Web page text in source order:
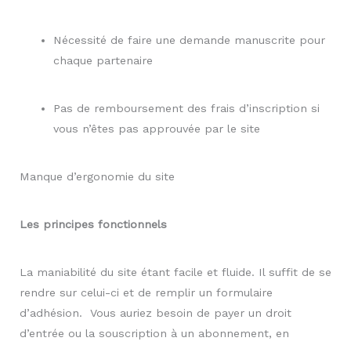
Nécessité de faire une demande manuscrite pour
chaque partenaire
Pas de remboursement des frais d’inscription si
vous n’êtes pas approuvée par le site
Manque d’ergonomie du site
Les principes fonctionnels
La maniabilité du site étant facile et fluide. Il suffit de se
rendre sur celui-ci et de remplir un formulaire
d’adhésion. Vous auriez besoin de payer un droit
d’entrée ou la souscription à un abonnement, en